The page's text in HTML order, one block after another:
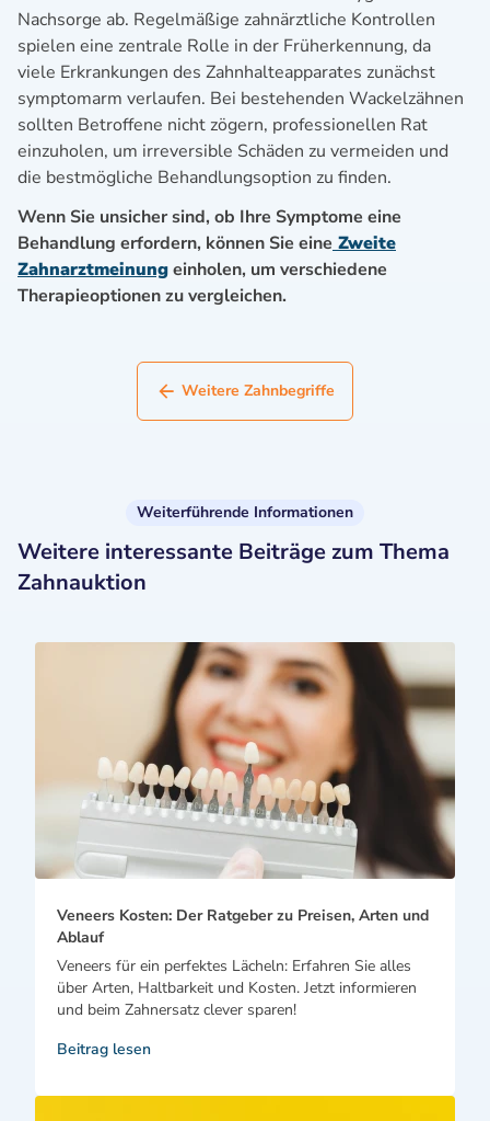
Nachsorge ab. Regelmäßige zahnärztliche Kontrollen
spielen eine zentrale Rolle in der Früherkennung, da
viele Erkrankungen des Zahnhalteapparates zunächst
symptomarm verlaufen. Bei bestehenden Wackelzähnen
sollten Betroffene nicht zögern, professionellen Rat
einzuholen, um irreversible Schäden zu vermeiden und
die bestmögliche Behandlungsoption zu finden.
Wenn Sie unsicher sind, ob Ihre Symptome eine
Behandlung erfordern, können Sie eine Zweite
Zahnarztmeinungeinholen, um verschiedene
Therapieoptionen zu vergleichen.
Weitere Zahnbegriffe
Weiterführende Informationen
Weitere interessante Beiträge zum Thema
Zahnauktion
Veneers Kosten: Der Ratgeber zu Preisen, Arten und
Ablauf
Veneers für ein perfektes Lächeln: Erfahren Sie alles
über Arten, Haltbarkeit und Kosten. Jetzt informieren
und beim Zahnersatz clever sparen!
Beitrag lesen